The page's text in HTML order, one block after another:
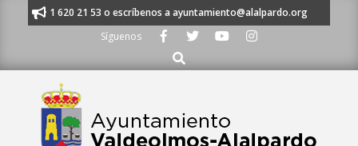
al 91 620 21 53 o escríbenos a ayuntamiento@alalpardo.org
Síguenos
Buscar